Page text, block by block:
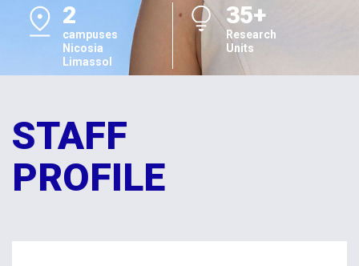
2
campuses
Nicosia
Limassol
35+
Research
Units
STAFF
PROFILE